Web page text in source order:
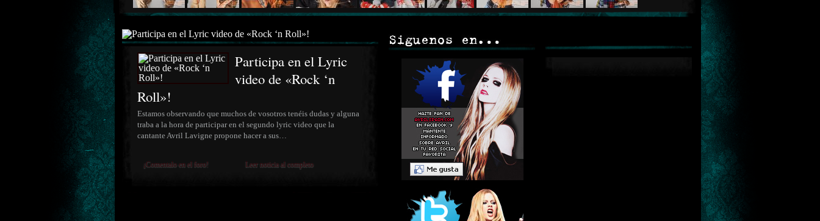
Participa en el Lyric
video de «Rock ‘n
Roll»!
Estamos observando que muchos de vosotros tenéis dudas y alguna
traba a la hora de participar en el segundo lyric video que la
cantante Avril Lavigne propone hacer a sus…
¡Comentalo en el foro! Leer noticia al completo